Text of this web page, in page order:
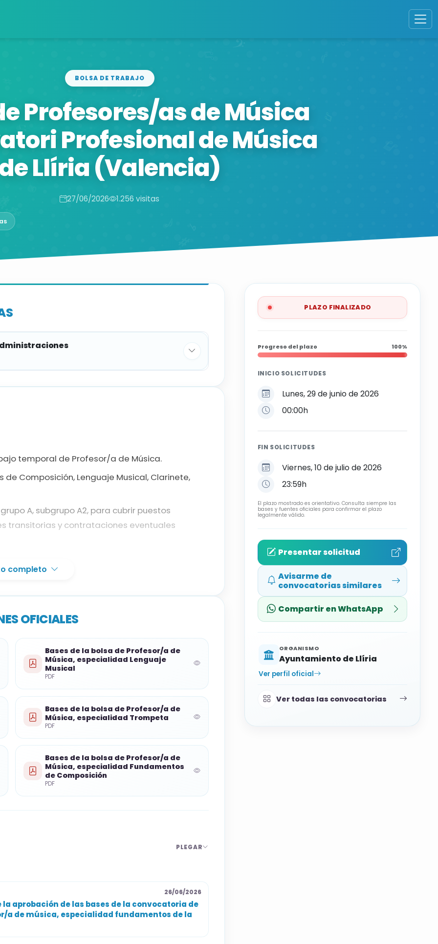
BOLSA DE TRABAJO
Profesores/as de Música
Profesional de Música
Llíria (Valencia)
27/06/2026 1.256 visitas
temporal de Profesor/a de Música.
Composición, Lenguaje Musical, Clarinete,
A, subgrupo A2, para cubrir puestos
transitorias y contrataciones eventuales
Musical se admiten títulos superiores de
Superiores de Música en la especialidad a la
Superior de la especialidad conforme a las
entre otras titulaciones previstas en las bases,
Interpretación en la especialidad instrumental
y aportar la documentación académica
en un único ejercicio tipo test de 60 preguntas,
puntos y se exige una puntuación mínima de 5
las bases oficiales completas antes de
completo
OFICIALES
Bases de la bolsa de Profesor/a de
Música, especialidad Lenguaje
Musical
PDF
Bases de la bolsa de Profesor/a de
Música, especialidad Trompeta
PDF
Bases de la bolsa de Profesor/a de
Música, especialidad Fundamentos
de Composición
PDF
PLEGAR
26/06/2026
aprobación de las bases de la convocatoria de
a de música, especialidad fundamentos de la
PLAZO FINALIZADO
Progreso del plazo 100%
INICIO SOLICITUDES
Lunes, 29 de junio de 2026
00:00h
FIN SOLICITUDES
Viernes, 10 de julio de 2026
23:59h
El plazo mostrado es orientativo. Consulta siempre las
bases y fuentes oficiales para confirmar el plazo
legalmente válido.
Presentar solicitud
Avisarme de
convocatorias similares
Compartir en WhatsApp
ORGANISMO
Ayuntamiento de Llíria
Ver perfil oficial
Ver todas las convocatorias